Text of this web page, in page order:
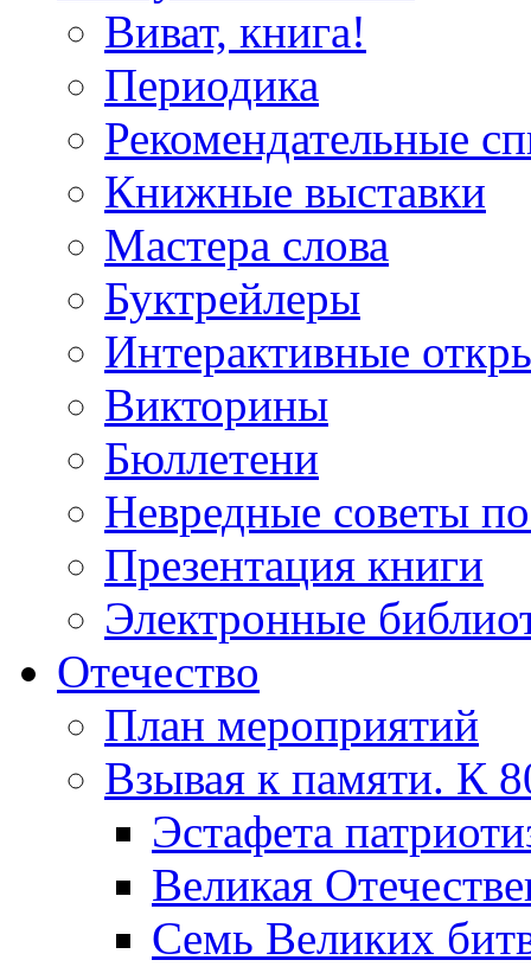
Виват, книга!
Периодика
Рекомендательные
Книжные выставки
Мастера слова
Буктрейлеры
Интерактивные
Викторины
Бюллетени
Невредные советы
Презентация книги
Электронные
Отечество
План мероприятий
Взывая к памяти. К
Эcтафета
Великая
Семь Великих